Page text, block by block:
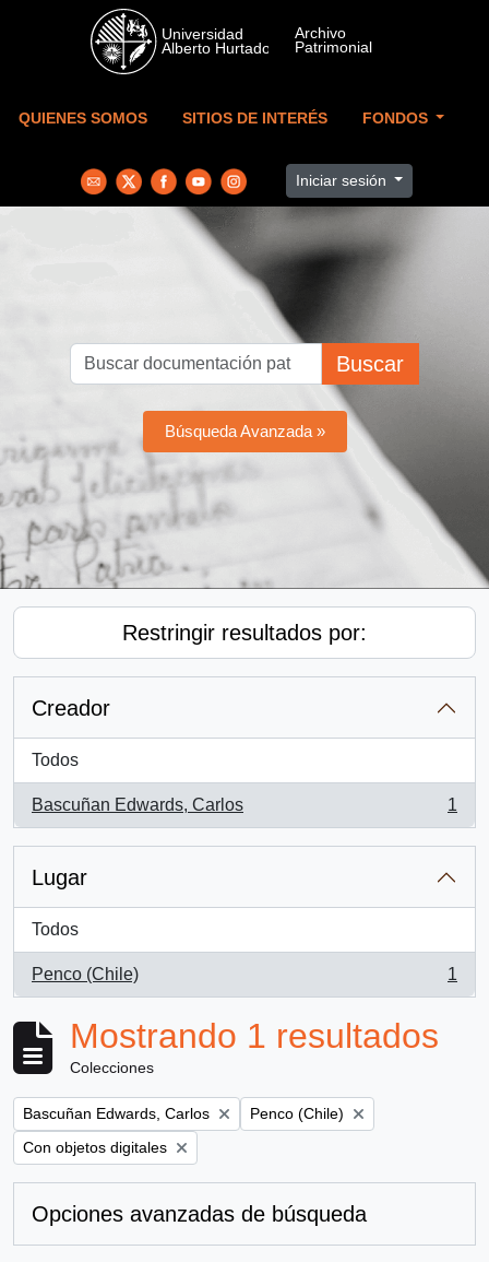
Skip to main content
QUIENES SOMOS SITIOS DE INTERÉS FONDOS
Iniciar sesión
Buscar
Búsqueda Avanzada »
Restringir resultados por:
Creador
Todos
Bascuñan Edwards, Carlos
, 1 resultados
1
Lugar
Todos
Penco (Chile)
, 1 resultados
1
Mostrando 1 resultados
Colecciones
Remove filter:
Bascuñan Edwards, Carlos Remove filter:
Penco (Chile)
Remove filter:
Con objetos digitales
Opciones avanzadas de búsqueda